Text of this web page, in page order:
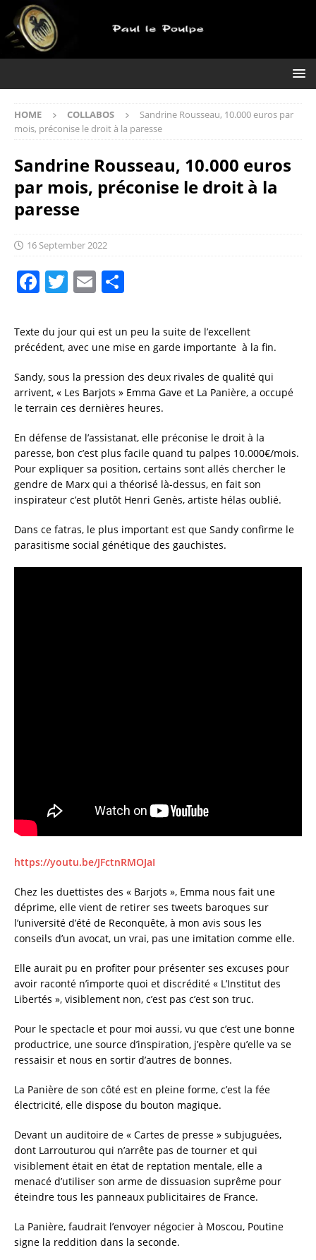
HOME COLLABOS
Sandrine Rousseau, 10.000 euros par
mois, préconise le droit à la paresse
Sandrine Rousseau, 10.000 euros
par mois, préconise le droit à la
paresse
16 September 2022
F
c
e
b
o
o
k
T
it
te
r
E
ai
l
a
re
Texte du jour qui est un peu la suite de l’excellent
précédent, avec une mise en garde importante à la fin.
Sandy, sous la pression des deux rivales de qualité qui
arrivent, « Les Barjots » Emma Gave et La Panière, a occupé
le terrain ces dernières heures.
En défense de l’assistanat, elle préconise le droit à la
paresse, bon c’est plus facile quand tu palpes 10.000€/mois.
Pour expliquer sa position, certains sont allés chercher le
gendre de Marx qui a théorisé là-dessus, en fait son
inspirateur c’est plutôt Henri Genès, artiste hélas oublié.
Dans ce fatras, le plus important est que Sandy confirme le
parasitisme social génétique des gauchistes.
https://youtu.be/JFctnRMOJaI
Chez les duettistes des « Barjots », Emma nous fait une
déprime, elle vient de retirer ses tweets baroques sur
l’université d’été de Reconquête, à mon avis sous les
conseils d’un avocat, un vrai, pas une imitation comme elle.
Elle aurait pu en profiter pour présenter ses excuses pour
avoir raconté n’importe quoi et discrédité « L’Institut des
Libertés », visiblement non, c’est pas c’est son truc.
Pour le spectacle et pour moi aussi, vu que c’est une bonne
productrice, une source d’inspiration, j’espère qu’elle va se
ressaisir et nous en sortir d’autres de bonnes.
La Panière de son côté est en pleine forme, c’est la fée
électricité, elle dispose du bouton magique.
Devant un auditoire de « Cartes de presse » subjuguées,
dont Larrouturou qui n’arrête pas de tourner et qui
visiblement était en état de reptation mentale, elle a
menacé d’utiliser son arme de dissuasion suprême pour
éteindre tous les panneaux publicitaires de France.
La Panière, faudrait l’envoyer négocier à Moscou, Poutine
signe la reddition dans la seconde.